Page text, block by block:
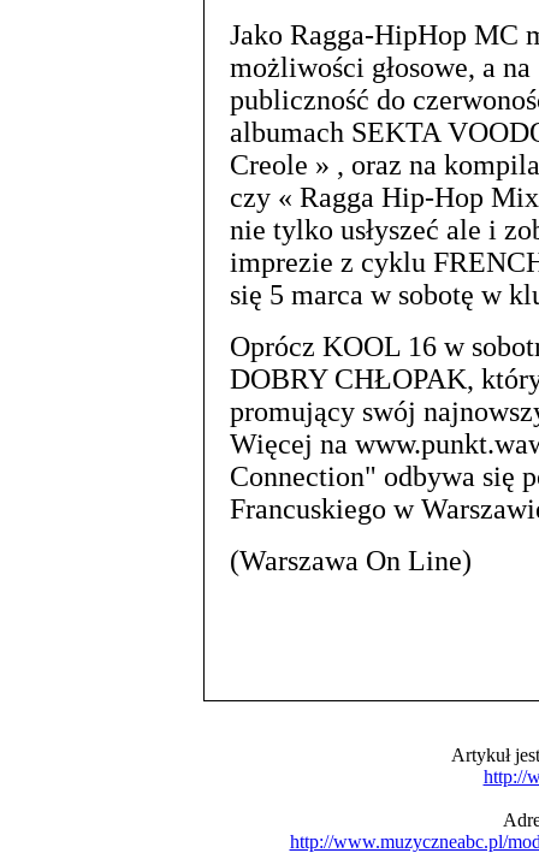
Jako Ragga-HipHop MC
możliwości głosowe, a
publiczność do
albumach SEKTA
Creole » , oraz na
czy « Ragga Hip-Hop
nie tylko usłyszeć ale i
imprezie z cyklu
się 5 marca w sobotę w
Oprócz KOOL 16 w
DOBRY CHŁOPAK,
promujący swój
Więcej na
Connection" odbywa się
Francuskiego w
(Warszawa On Line)
Artykuł
http://
http://www.muzyczneabc.pl/